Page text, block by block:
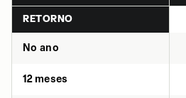
RETORNO
No ano
12 meses